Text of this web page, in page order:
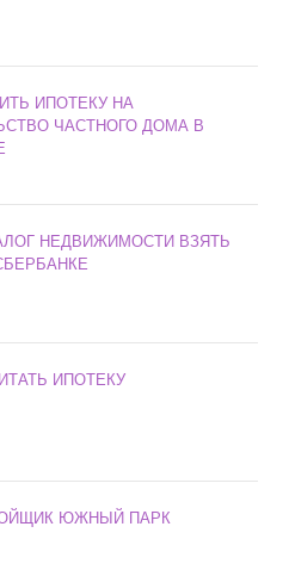
ИПОТЕКУ НА
ЧАСТНОГО ДОМА В
НЕДВИЖИМОСТИ ВЗЯТЬ
ИПОТЕКУ
ЮЖНЫЙ ПАРК